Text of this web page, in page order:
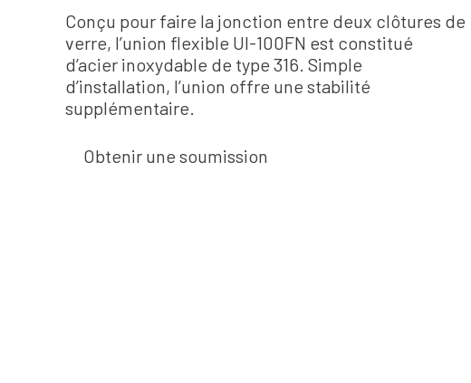
Conçu pour faire la jonction entre deux clôtures de
verre, l’union flexible UI-100FN est constitué
d’acier inoxydable de type 316. Simple
d’installation, l’union offre une stabilité
supplémentaire.
Obtenir une soumission